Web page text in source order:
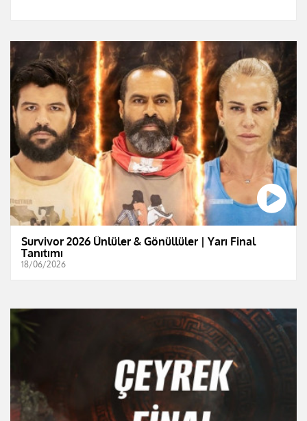
Survivor 2026 Ünlüler & Gönüllüler | Yarı Final
Tanıtımı
18/06/2026